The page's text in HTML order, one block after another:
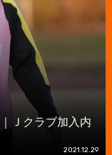
Ｊクラブ加入内
2021.12.29